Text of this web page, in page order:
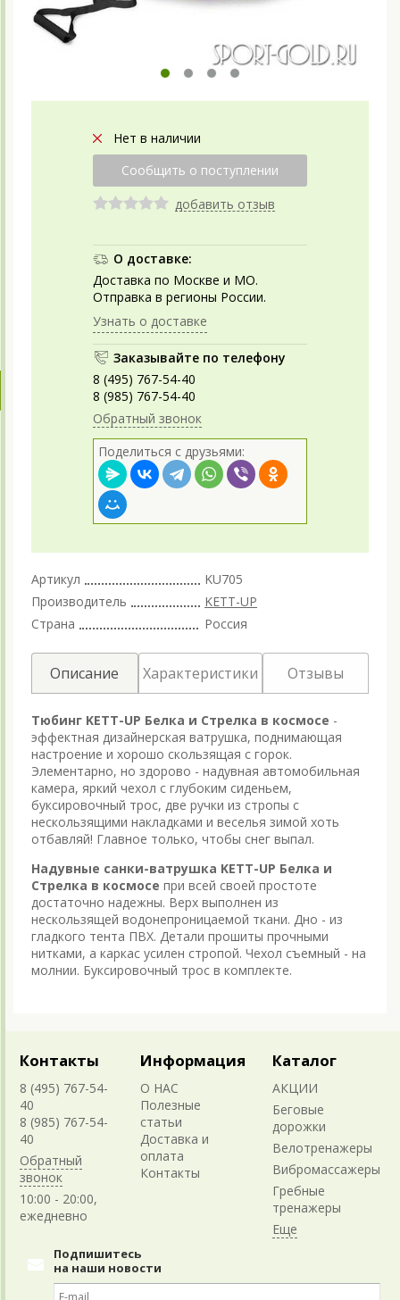
Нет в наличии
добавить отзыв
О доставке:
Доставка по Москве и МО.
Отправка в регионы России.
Узнать о доставке
Заказывайте по телефону
8 (495) 767-54-40
8 (985) 767-54-40
Обратный звонок
Поделиться с друзьями:
Артикул
KU705
Производитель
KETT-UP
Страна
Россия
Описание Характеристики Отзывы
Тюбинг KETT-UP Белка и Стрелка в космосе -
эффектная дизайнерская ватрушка, поднимающая
настроение и хорошо скользящая с горок.
Элементарно, но здорово - надувная автомобильная
камера, яркий чехол с глубоким сиденьем,
буксировочный трос, две ручки из стропы с
нескользящими накладками и веселья зимой хоть
отбавляй! Главное только, чтобы снег выпал.
Надувные санки-ватрушка KETT-UP Белка и
Стрелка в космосе при всей своей простоте
достаточно надежны. Верх выполнен из
нескользящей водонепроницаемой ткани. Дно - из
гладкого тента ПВХ. Детали прошиты прочными
нитками, а каркас усилен стропой. Чехол съемный - на
молнии. Буксировочный трос в комплекте.
Контакты
8 (495) 767-54-
40
8 (985) 767-54-
40
Обратный
звонок
10:00 - 20:00,
ежедневно
Информация
О НАС
Полезные
статьи
Доставка и
оплата
Контакты
Каталог
АКЦИИ
Беговые
дорожки
Велотренажеры
Вибромассажеры
Гребные
тренажеры
Подпишитесь
на наши новости